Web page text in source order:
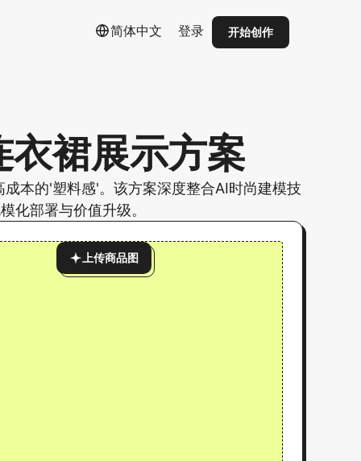
简体中文 登录 开始创作
裙展示方案
本的'塑料感'。该方案深度整合AI时尚建模技
化部署与价值升级。
上传商品图